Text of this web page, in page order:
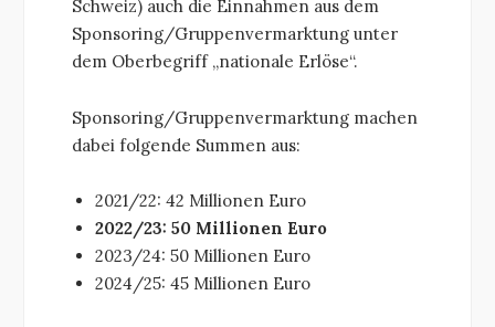
Schweiz) auch die Einnahmen aus dem
Sponsoring/Gruppenvermarktung unter
dem Oberbegriff „nationale Erlöse“.
Sponsoring/Gruppenvermarktung machen
dabei folgende Summen aus:
2021/22: 42 Millionen Euro
2022/23: 50 Millionen Euro
2023/24: 50 Millionen Euro
2024/25: 45 Millionen Euro